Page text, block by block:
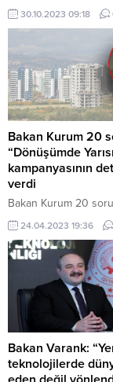
sözleşmeli personel
yayımlanan ilana
Genel Müdürlüğü
eksikliği karşılamak
kadrolarda ve
üzere sözleşmeli
yapılacak. Bu
kurumun merkez ve
birimlerinde
üzere 29 farklı
30.10.2023 09:18
Bakan Kurum 20
“Dönüşümde
kampanyasının
verdi
Bakan Kurum 20
"Dönüşümde Yarısı
kampanyasının
24.04.2023 19:36
Bakan Varank:
teknolojilerde